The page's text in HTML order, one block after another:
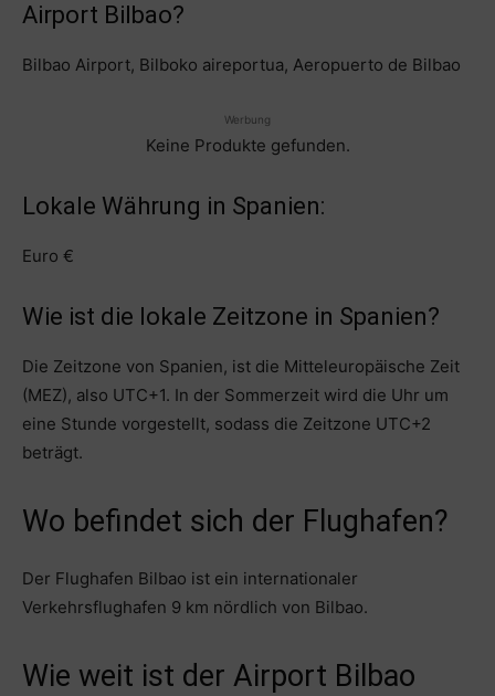
Airport Bilbao?
Bilbao Airport, Bilboko aireportua, Aeropuerto de Bilbao
Werbung
Keine Produkte gefunden.
Lokale Währung in Spanien:
Euro €
Wie ist die lokale Zeitzone in Spanien?
Die Zeitzone von Spanien, ist die Mitteleuropäische Zeit
(MEZ), also UTC+1. In der Sommerzeit wird die Uhr um
eine Stunde vorgestellt, sodass die Zeitzone UTC+2
beträgt.
Wo befindet sich der Flughafen?
Der Flughafen Bilbao ist ein internationaler
Verkehrsflughafen 9 km nördlich von Bilbao.
Wie weit ist der Airport Bilbao